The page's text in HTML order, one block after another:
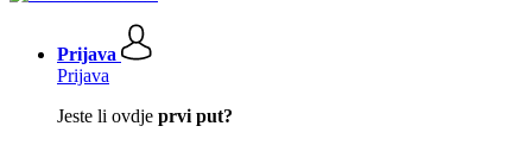
Prijava
Prijava
Jeste li ovdje prvi put?